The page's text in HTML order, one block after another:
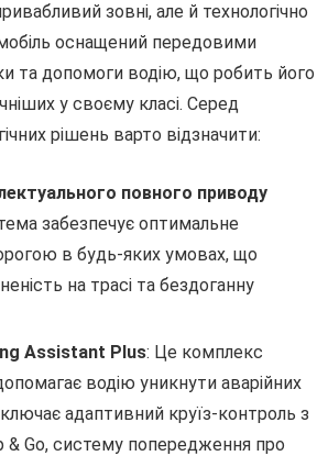
зовні, але й технологічно
оснащений передовими
та допомоги водію, що робить його
у своєму класі. Серед
рішень варто відзначити:
повного приводу
забезпечує оптимальне
в будь-яких умовах, що
на трасі та бездоганну
Assistant Plus: Це комплекс
водію уникнути аварійних
адаптивний круїз-контроль з
& Go, систему попередження про